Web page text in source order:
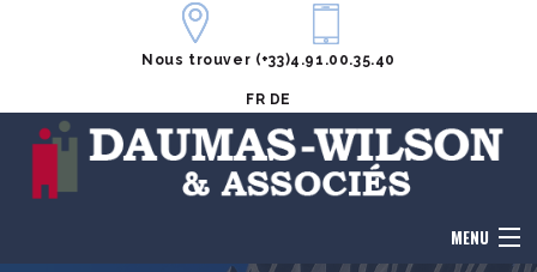
Nous trouver (+33)4.91.00.35.40
FR DE
MENU